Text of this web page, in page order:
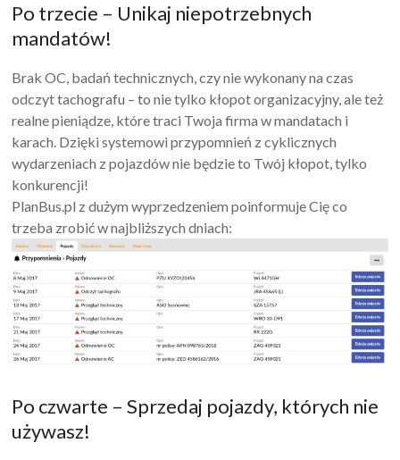
Po trzecie – Unikaj niepotrzebnych
mandatów!
Brak OC, badań technicznych, czy nie wykonany na czas
odczyt tachografu – to nie tylko kłopot organizacyjny, ale też
realne pieniądze, które traci Twoja firma w mandatach i
karach. Dzięki systemowi przypomnień z cyklicznych
wydarzeniach z pojazdów nie będzie to Twój kłopot, tylko
konkurencji!
PlanBus.pl z dużym wyprzedzeniem poinformuje Cię co
trzeba zrobić w najbliższych dniach:
Po czwarte – Sprzedaj pojazdy, których nie
używasz!